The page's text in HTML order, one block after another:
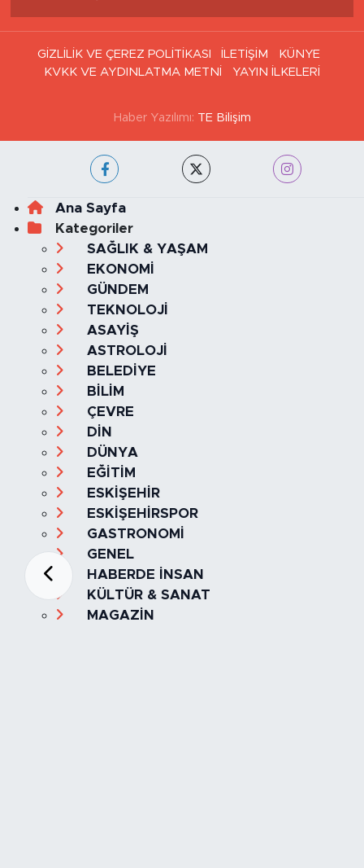
GİZLİLİK VE ÇEREZ POLİTİKASI İLETİŞİM
KÜNYE
KVKK VE AYDINLATMA METNİ
YAYIN İLKELERİ
Haber Yazılımı: TE Bilişim
Ana Sayfa
Kategoriler
SAĞLIK & YAŞAM
EKONOMİ
GÜNDEM
TEKNOLOJİ
ASAYİŞ
ASTROLOJİ
BELEDİYE
BİLİM
ÇEVRE
DİN
DÜNYA
EĞİTİM
ESKİŞEHİR
ESKİŞEHİRSPOR
GASTRONOMİ
GENEL
HABERDE İNSAN
KÜLTÜR & SANAT
MAGAZİN